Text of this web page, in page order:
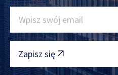
Zapisz się